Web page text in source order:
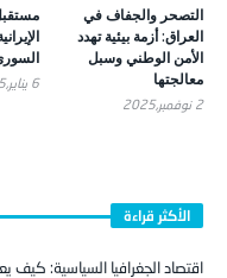
التصحر والجفاف في
العراق: أزمة بيئية تهدد
الأمن الوطني وسبل
معالجتها
2 نوفمبر,2025
6 يناير,2025
الأكثر قراءة
اقتصاد الجغرافيا السياسية: كيف